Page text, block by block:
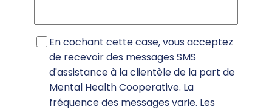
SMS
d'accord
En cochant cette case, vous acceptez
de recevoir des messages SMS
d'assistance à la clientèle de la part de
Mental Health Cooperative. La
fréquence des messages varie. Les